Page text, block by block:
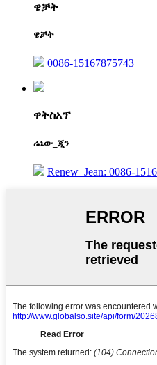
ዌቻት
ዌቻት
0086-15167875743
ዋትስአፕ
ሬኔው_ጂን
Renew_Jean: 0086-